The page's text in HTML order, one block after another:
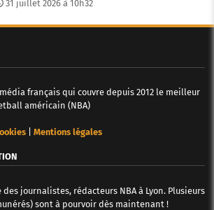
31 juillet 2026 à 10h32
français qui couvre depuis 2012 le meilleur
américain (NBA)
| Mentions légales
journalistes, rédacteurs NBA à Lyon. Plusieurs
sont à pourvoir dès maintenant !